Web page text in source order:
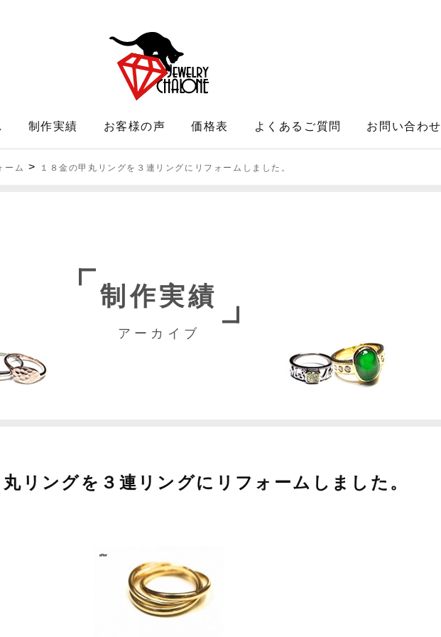
制作実績 お客様の声 価格表 よくあるご質問 お問い合わせ
ーム > １８金の甲丸リングを３連リングにリフォームしました。
制作実績
アーカイブ
リングを３連リングにリフォームしました。